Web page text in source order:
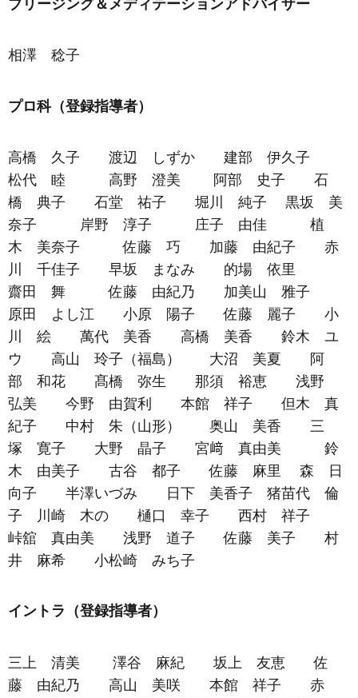
ブリージング＆メディテーションアドバイザー
相澤 稔子
プロ科（登録指導者）
高橋 久子 渡辺 しずか 建部 伊久子
松代 睦 高野 澄美 阿部 史子 石
橋 典子 石堂 祐子 堀川 純子 黒坂 美
奈子 岸野 淳子 庄子 由佳 植
木 美奈子 佐藤 巧 加藤 由紀子 赤
川 千佳子 早坂 まなみ 的場 依里
齋田 舞 佐藤 由紀乃 加美山 雅子
原田 よし江 小原 陽子 佐藤 麗子 小
川 絵 萬代 美香 高橋 美香 鈴木 ユ
ウ 高山 玲子（福島） 大沼 美夏 阿
部 和花 髙橋 弥生 那須 裕恵 浅野
弘美 今野 由賀利 本館 祥子 但木 真
紀子 中村 朱（山形） 奥山 美香 三
塚 寛子 大野 晶子 宮﨑 真由美 鈴
木 由美子 古谷 都子 佐藤 麻里 森 日
向子 半澤いづみ 日下 美香子 猪苗代 倫
子 川崎 木の 樋口 幸子 西村 祥子
峠舘 真由美 浅野 道子 佐藤 美子 村
井 麻希 小松崎 みち子
イントラ（登録指導者）
三上 清美 澤谷 麻紀 坂上 友恵 佐
藤 由紀乃 高山 美咲 本館 祥子 赤